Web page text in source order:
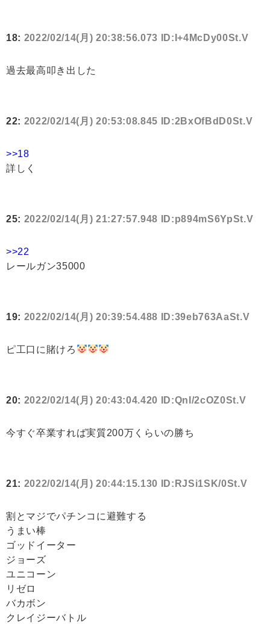
18: 2022/02/14(月) 20:38:56.073 ID:I+4McDy00St.V
過去最高叩き出した
22: 2022/02/14(月) 20:53:08.845 ID:2BxOfBdD0St.V
>>18
詳しく
25: 2022/02/14(月) 21:27:57.948 ID:p894mS6YpSt.V
>>22
レールガン35000
19: 2022/02/14(月) 20:39:54.488 ID:39eb763AaSt.V
ピ工口に賭けろ
20: 2022/02/14(月) 20:43:04.420 ID:QnI/2cOZ0St.V
今すぐ卒業すれば実質200万くらいの勝ち
21: 2022/02/14(月) 20:44:15.130 ID:RJSi1SK/0St.V
割とマジでパチンコに避難する
うまい棒
ゴッドイーター
ジョーズ
ユニコーン
リゼロ
バカボン
クレイジーバトル